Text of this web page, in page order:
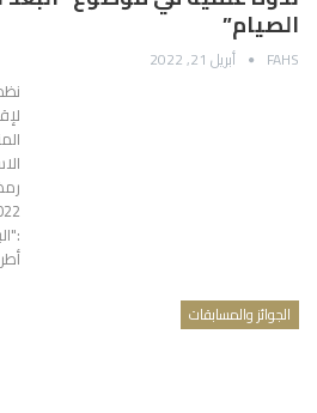
الصيام”
FAHS أبريل 21, 2022
الجوائز والمسابقات